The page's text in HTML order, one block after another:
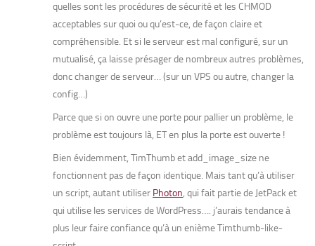
quelles sont les procédures de sécurité et les CHMOD
acceptables sur quoi ou qu’est-ce, de façon claire et
compréhensible. Et si le serveur est mal configuré, sur un
mutualisé, ça laisse présager de nombreux autres problèmes,
donc changer de serveur… (sur un VPS ou autre, changer la
config…)
Parce que si on ouvre une porte pour pallier un problème, le
problème est toujours là, ET en plus la porte est ouverte !
Bien évidemment, TimThumb et add_image_size ne
fonctionnent pas de façon identique. Mais tant qu’à utiliser
un script, autant utiliser Photon, qui fait partie de JetPack et
qui utilise les services de WordPress…. j’aurais tendance à
plus leur faire confiance qu’à un enième Timthumb-like-